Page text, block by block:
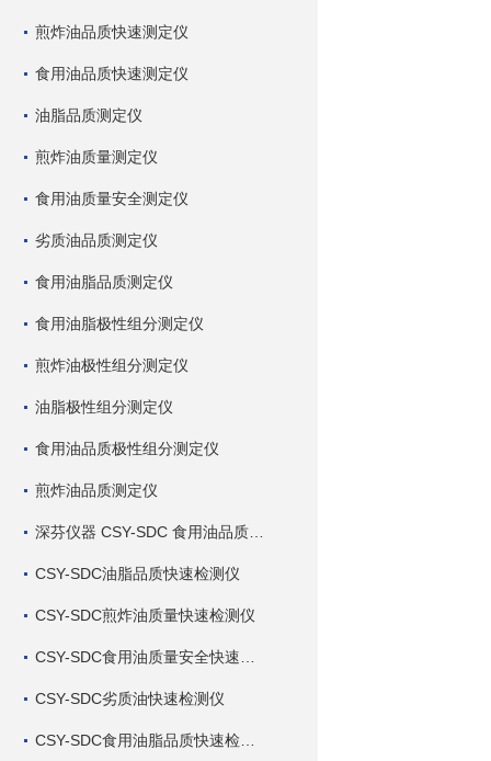
煎炸油品质快速测定仪
食用油品质快速测定仪
油脂品质测定仪
煎炸油质量测定仪
食用油质量安全测定仪
劣质油品质测定仪
食用油脂品质测定仪
食用油脂极性组分测定仪
煎炸油极性组分测定仪
油脂极性组分测定仪
食用油品质极性组分测定仪
煎炸油品质测定仪
CSY-SDC油脂品质快速检测仪
CSY-SDC煎炸油质量快速检测仪
CSY-SDC劣质油快速检测仪